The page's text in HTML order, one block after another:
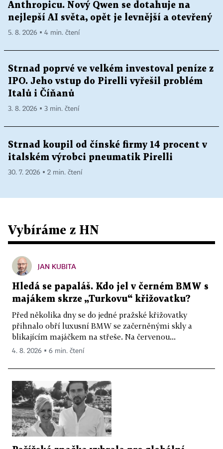
Anthropicu. Nový Qwen se dotahuje na
nejlepší AI světa, opět je levnější a otevřený
5. 8. 2026 ▪ 4 min. čtení
Strnad poprvé ve velkém investoval peníze z
IPO. Jeho vstup do Pirelli vyřešil problém
Italů i Číňanů
3. 8. 2026 ▪ 3 min. čtení
Strnad koupil od čínské firmy 14 procent v
italském výrobci pneumatik Pirelli
30. 7. 2026 ▪ 2 min. čtení
Vybíráme z HN
JAN KUBITA
Hledá se papaláš. Kdo jel v černém BMW s
majákem skrze „Turkovu“ křižovatku?
Před několika dny se do jedné pražské křižovatky
přihnalo obří luxusní BMW se začerněnými skly a
blikajícím majáčkem na střeše. Na červenou...
4. 8. 2026 ▪ 6 min. čtení